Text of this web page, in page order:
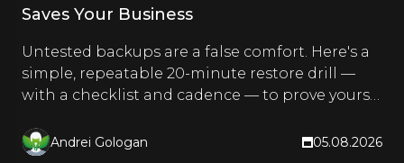
Saves Your Business
Untested backups are a false comfort. Here's a
simple, repeatable 20-minute restore drill —
with a checklist and cadence — to prove yours
Andrei Gologan 05.08.2026